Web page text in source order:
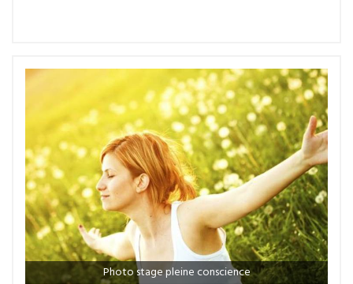
Photo stage pleine conscience